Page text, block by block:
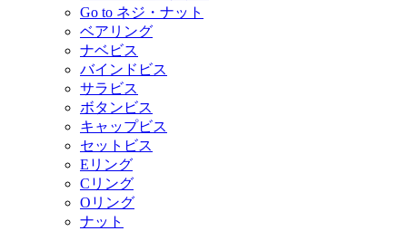
Go to ネジ・ナット
ベアリング
ナベビス
バインドビス
サラビス
ボタンビス
キャップビス
セットビス
Eリング
Cリング
Oリング
ナット